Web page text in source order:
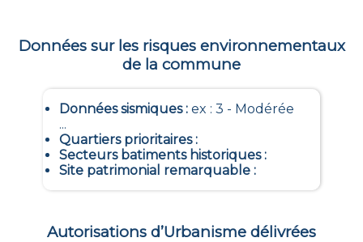
Données sur les risques environnementaux
de la commune
Données sismiques: ex : 3 - Modérée
...
Quartiers prioritaires:
Secteurs batiments historiques:
Site patrimonial remarquable:
Autorisations d’Urbanisme délivrées